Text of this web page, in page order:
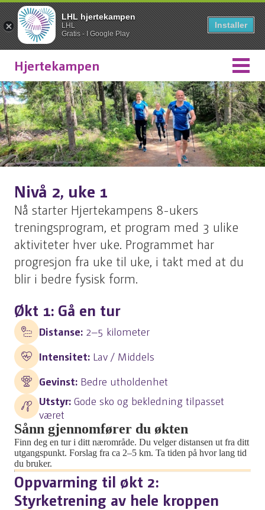
LHL hjertekampen
LHL
Gratis - I Google Play
Installer
Hjertekampen
Nivå 2, uke 1
Nå starter Hjertekampens 8-ukers
treningsprogram, et program med 3 ulike
aktiviteter hver uke. Programmet har
progresjon fra uke til uke, i takt med at du
blir i bedre fysisk form.
Økt 1: Gå en tur
Distanse: 2–5 kilometer
Intensitet: Lav / Middels
Gevinst: Bedre utholdenhet
Utstyr: Gode sko og bekledning tilpasset
været
Sånn gjennomfører du økten
Finn deg en tur i ditt nærområde. Du velger distansen ut fra ditt
utgangspunkt. Forslag fra ca 2–5 km. Ta tiden på hvor lang tid
du bruker.
Oppvarming til økt 2:
Styrketrening av hele kroppen